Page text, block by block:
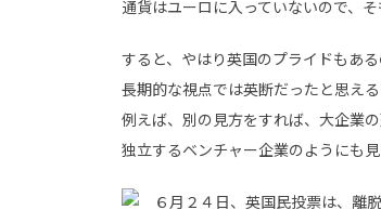
通貨はユーロに入っていないので、
すると、やはり英国のプライドもある
長期的な視点では英断だったと思え
例えば、別の見方をすれば、大企業の
独立するベンチャー企業のようにも見